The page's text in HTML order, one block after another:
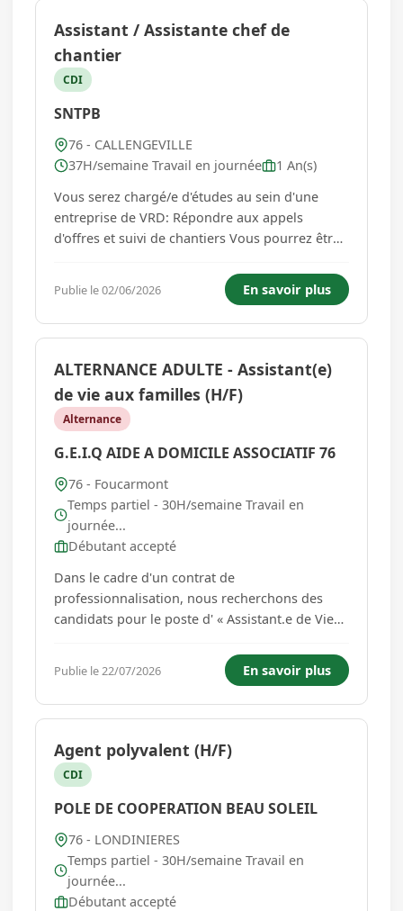
Assistant / Assistante chef de
chantier
CDI
SNTPB
76 - CALLENGEVILLE
37H/semaine Travail en journée
1 An(s)
Vous serez chargé/e d'études au sein d'une
entreprise de VRD: Répondre aux appels
d'offres et suivi de chantiers Vous pourrez être
Implantation et récolement - Réalisation de
plans -Aide aux études et au suivi de chantier
Vous devez avoir un...
Publie le 02/06/2026 En savoir plus
ALTERNANCE ADULTE - Assistant(e)
de vie aux familles (H/F)
Alternance
G.E.I.Q AIDE A DOMICILE ASSOCIATIF 76
76 - Foucarmont
Temps partiel - 30H/semaine Travail en
journée...
Débutant accepté
Dans le cadre d'un contrat de
professionnalisation, nous recherchons des
candidats pour le poste d' « Assistant.e de Vie
clef de ce contrat, l'obtention du titre
professionnel d'ADVF, et la possibilité de signer
un CDI à la fin de la formation. L...
Publie le 22/07/2026 En savoir plus
Agent polyvalent (H/F)
CDI
POLE DE COOPERATION BEAU SOLEIL
76 - LONDINIERES
Temps partiel - 30H/semaine Travail en
journée...
Débutant accepté